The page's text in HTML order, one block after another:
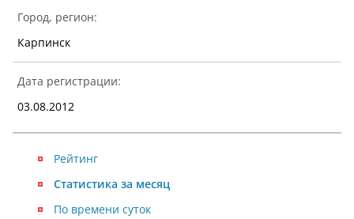
Город, регион:
Карпинск
Дата регистрации:
03.08.2012
Рейтинг
Статистика за месяц
По времени суток